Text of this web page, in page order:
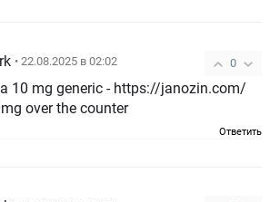
0
• 22.08.2025 в 02:02
10 mg generic - https://janozin.com/
over the counter
Ответить